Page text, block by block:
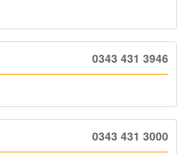
0343 431 3946
0343 431 3000